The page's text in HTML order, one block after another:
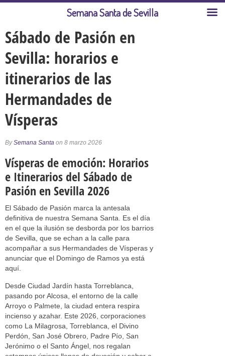
Sábado de Pasión en
Sevilla: horarios e
itinerarios de las
Hermandades de
Vísperas
BySemana Santa on 8 marzo 2026
Vísperas de emoción: Horarios
e Itinerarios del Sábado de
Pasión en Sevilla 2026
El Sábado de Pasión marca la antesala
definitiva de nuestra Semana Santa. Es el día
en el que la ilusión se desborda por los barrios
de Sevilla, que se echan a la calle para
acompañar a sus Hermandades de Vísperas y
anunciar que el Domingo de Ramos ya está
aquí.
Desde Ciudad Jardín hasta Torreblanca,
pasando por Alcosa, el entorno de la calle
Arroyo o Palmete, la ciudad entera respira
incienso y azahar. Este 2026, corporaciones
como La Milagrosa, Torreblanca, el Divino
Perdón, San José Obrero, Padre Pío, San
Jerónimo o el Santo Ángel, nos regalan
Semana Santa de Sevilla